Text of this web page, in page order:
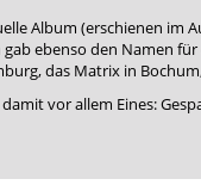
Album (erschienen
ebenso den Namen
das Matrix in
vor allem Eines: